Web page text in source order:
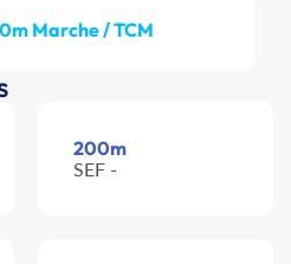
Marche / TCM
200m
SEF -